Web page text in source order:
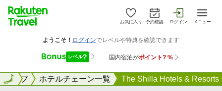
お気に入り 予約確認 ログイン メニュー
トップ ホテルチェーン一覧 The Shilla Hotels & Resorts
全国